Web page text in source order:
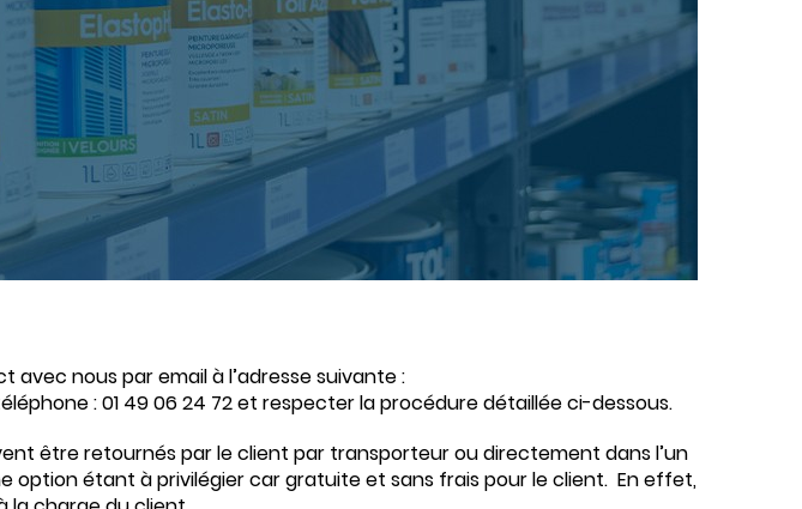
nous par email à l’adresse suivante :
: 01 49 06 24 72 et respecter la procédure détaillée ci-dessous.
être retournés par le client par transporteur ou directement dans l’un
option étant à privilégier car gratuite et sans frais pour le client. En effet,